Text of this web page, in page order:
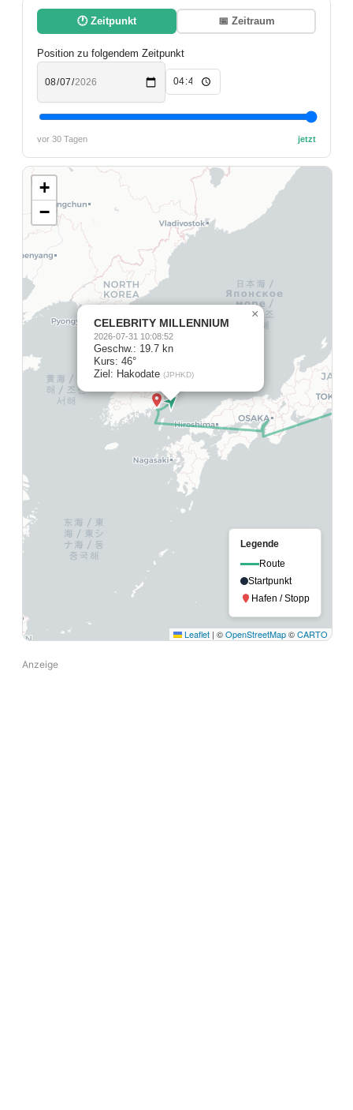
🕐 Zeitpunkt 📅 Zeitraum
Position zu folgendem Zeitpunkt
vor 30 Tagen jetzt
CELEBRITY MILLENNIUM
2026-07-31 10:08:52
Geschw.: 19.7 kn
Kurs: 46°
Ziel: Hakodate (JPHKD)
×
+
−
Leaflet | ©OpenStreetMap©CARTO
Legende
Route
Startpunkt
Hafen / Stopp
Anzeige